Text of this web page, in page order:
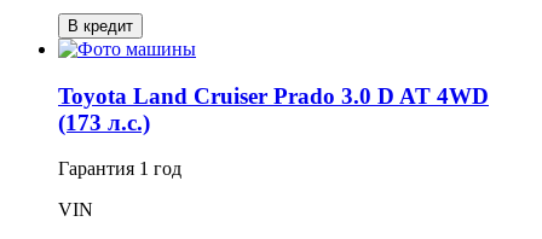
В кредит
Toyota Land Cruiser Prado 3.0 D AT 4WD
(173 л.с.)
Гарантия 1 год
VIN